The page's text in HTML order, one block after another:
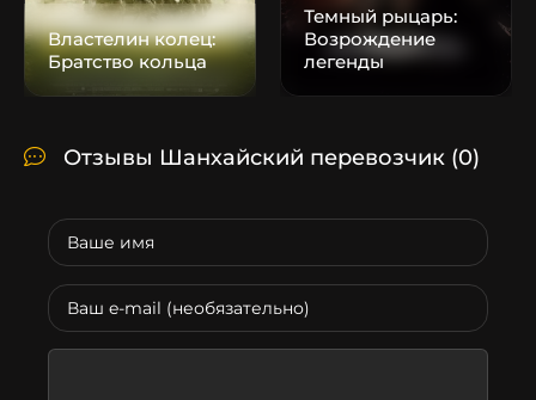
Властелин колец:
Братство кольца
Темный рыцарь:
Возрождение
легенды
Отзывы Шанхайский перевозчик (0)